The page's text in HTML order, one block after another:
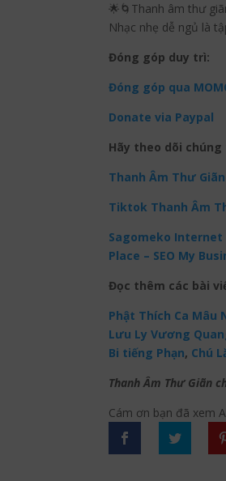
🌟🌀Thanh âm thư
Nhạc nhẹ dễ ngủ là
Đóng góp duy trì:
Đóng góp qua
Donate via Paypal
Hãy theo dõi chúng
Thanh Âm Thư Giãn
Tiktok Thanh Âm
Sagomeko
Place – SEO My
Đọc thêm các bài
Phật Thích Ca Mâu
Lưu Ly Vương
Bi tiếng Phạn, Chú
Thanh Âm Thư Giãn
Cám ơn bạn đã xem